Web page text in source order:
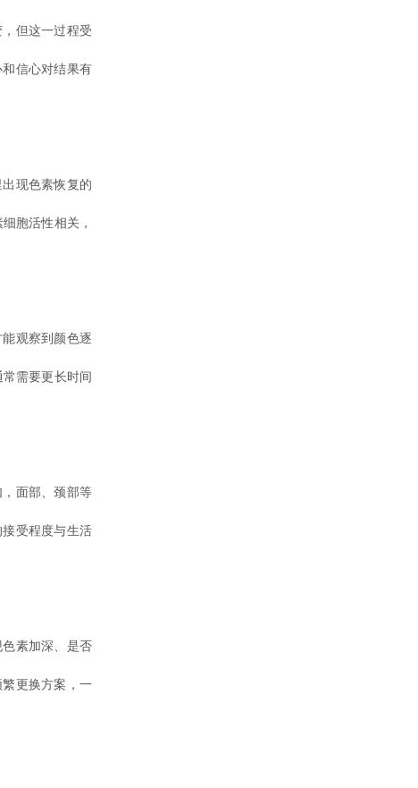
但这一过程受
信心对结果有
现色素恢复的
胞活性相关，
观察到颜色逐
需要更长时间
面部、颈部等
受程度与生活
素加深、是否
更换方案，一